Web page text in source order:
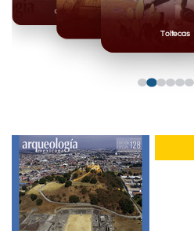
Toltecas
Olmecas